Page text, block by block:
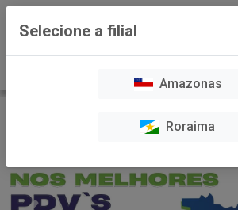
Selecione a filial
Amazonas
Roraima